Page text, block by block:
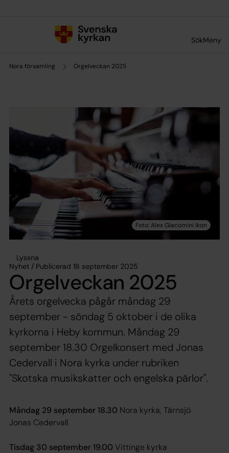
SökMeny
Nora församling Orgelveckan 2025
Lyssna
Nyhet / Publicerad 18 september 2025
Orgelveckan 2025
Årets orgelvecka pågår måndag 29
september - söndag 5 oktober i de olika
kyrkorna i Heby kommun. Måndag 29
september 18.30 Orgelkonsert med Jonas
Cedervall i Nora kyrka under rubriken
"Skotska musikskatter och engelska pärlor".
Måndag 29 september 18.30 Nora kyrka, Tärnsjö
Jonas Cedervall
Tisdag 30 september 19.00 Vittinge kyrka